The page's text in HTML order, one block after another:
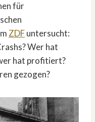
für
ZDFuntersucht:
Wer hat
hat profitiert?
gezogen?